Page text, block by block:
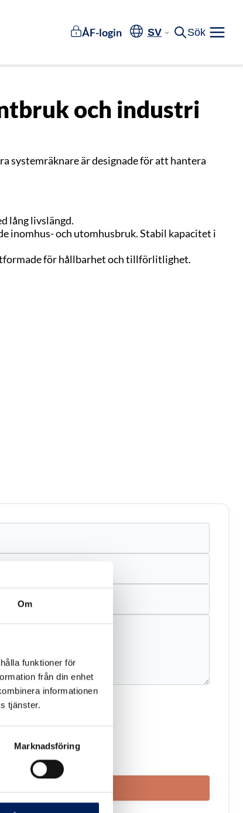
Om
funktioner för
från din enhet
informationen
tjänster.
Marknadsföring
ÅF-login SV Sök Meny
och industri
systemräknare är designade för att hantera
lång livslängd.
inomhus- och utomhusbruk. Stabil kapacitet i
för hållbarhet och tillförlitlighet.